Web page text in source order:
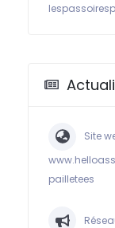
Site
pailletees